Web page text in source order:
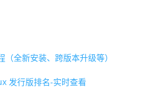
全新安装、跨版本升级等）
发行版排名-实时查看